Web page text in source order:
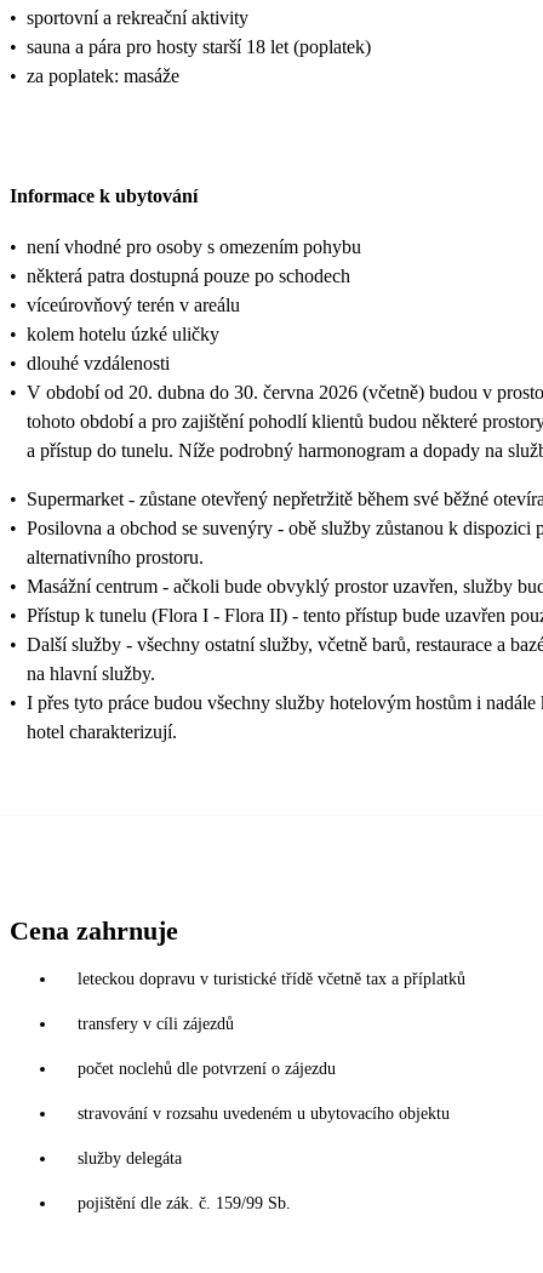
• sportovní a rekreační aktivity
• sauna a pára pro hosty starší 18 let (poplatek)
• za poplatek: masáže
Informace k ubytování
• není vhodné pro osoby s omezením pohybu
• některá patra dostupná pouze po schodech
• víceúrovňový terén v areálu
• kolem hotelu úzké uličky
• dlouhé vzdálenosti
• V období od 20. dubna do 30. června 2026 (včetně) budou v
tohoto období a pro zajištění pohodlí klientů budou některé
a přístup do tunelu. Níže podrobný harmonogram a dopady na
• Supermarket - zůstane otevřený nepřetržitě během své běžné
• Posilovna a obchod se suvenýry - obě služby zůstanou k
alternativního prostoru.
• Masážní centrum - ačkoli bude obvyklý prostor uzavřen, služby
• Přístup k tunelu (Flora I - Flora II) - tento přístup bude uzavřen
• Další služby - všechny ostatní služby, včetně barů, restaurace a
na hlavní služby.
• I přes tyto práce budou všechny služby hotelovým hostům i
hotel charakterizují.
Cena zahrnuje
leteckou dopravu v turistické třídě včetně tax a příplatků
transfery v cíli zájezdů
počet noclehů dle potvrzení o zájezdu
stravování v rozsahu uvedeném u ubytovacího objektu
služby delegáta
pojištění dle zák. č. 159/99 Sb.